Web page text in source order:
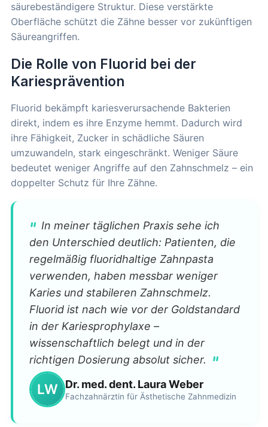
säurebeständigere Struktur. Diese verstärkte
Oberfläche schützt die Zähne besser vor zukünftigen
Säureangriffen.
Die Rolle von Fluorid bei der
Kariesprävention
Fluorid bekämpft kariesverursachende Bakterien
direkt, indem es ihre Enzyme hemmt. Dadurch wird
ihre Fähigkeit, Zucker in schädliche Säuren
umzuwandeln, stark eingeschränkt. Weniger Säure
bedeutet weniger Angriffe auf den Zahnschmelz – ein
doppelter Schutz für Ihre Zähne.
" In meiner täglichen Praxis sehe ich
den Unterschied deutlich: Patienten, die
regelmäßig fluoridhaltige Zahnpasta
verwenden, haben messbar weniger
Karies und stabileren Zahnschmelz.
Fluorid ist nach wie vor der Goldstandard
in der Kariesprophylaxe –
wissenschaftlich belegt und in der
richtigen Dosierung absolut sicher.
"
LW Dr. med. dent. Laura Weber
Fachzahnärztin für Ästhetische Zahnmedizin